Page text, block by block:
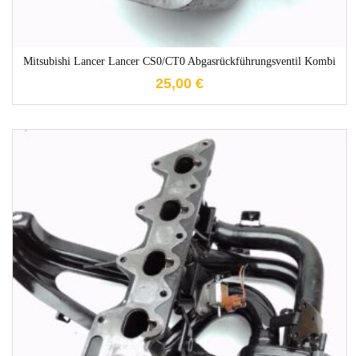
Mitsubishi Lancer Lancer CS0/CT0 Abgasrückführungsventil Kombi
25,00 €
1-3 Werktage